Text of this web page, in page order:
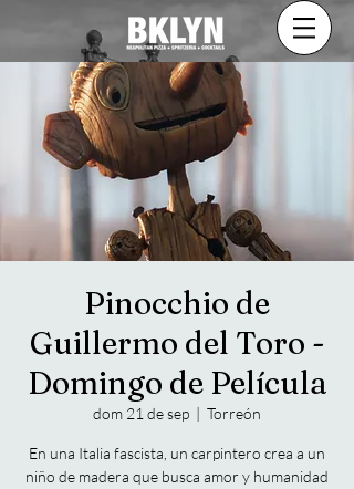
Pinocchio de
Guillermo del Toro -
Domingo de Película
dom 21 de sep
  |
Torreón
En una Italia fascista, un carpintero crea a un
niño de madera que busca amor y humanidad